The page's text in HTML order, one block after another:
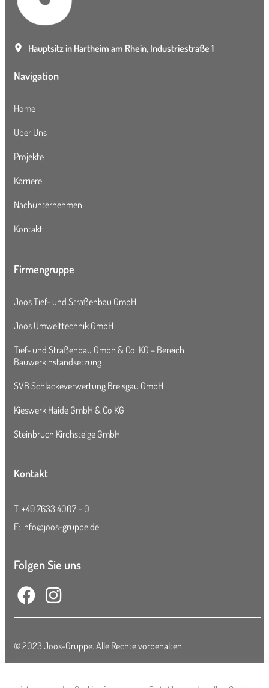
Hauptsitz in Hartheim am Rhein, Industriestraße 1
Navigation
Home
Über Uns
Projekte
Karriere
Nachunternehmen
Kontakt
Firmengruppe
Joos Tief- und Straßenbau GmbH
Joos Umwelttechnik GmbH
Tief- und Straßenbau Gmbh & Co. KG – Bereich
Bauwerkinstandsetzung
SVB Schlackeverwertung Breisgau GmbH
Kieswerk Haide GmbH & Co KG
Steinbruch Kirchsteige GmbH
Kontakt
T. +49 7633 4007 – 0
E: info@joos-gruppe.de
Folgen Sie uns
© 2023 Joos-Gruppe. Alle Rechte vorbehalten.